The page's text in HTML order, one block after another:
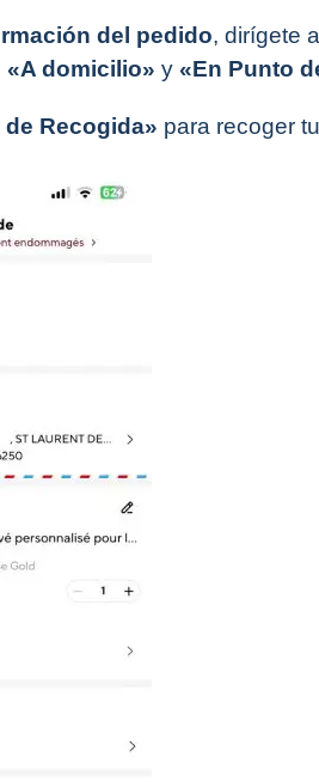
del pedido, dirígete
«A domicilio» y «En Punto
Recogida» para recoger